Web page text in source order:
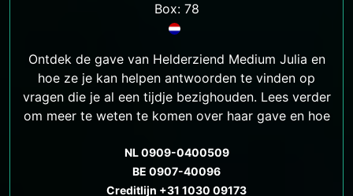
Box: 78
Ontdek de gave van Helderziend Medium Julia en
hoe ze je kan helpen antwoorden te vinden op
vragen die je al een tijdje bezighouden. Lees verder
om meer te weten te komen over haar gave en hoe
NL 0909-0400509
BE 0907-40096
Creditlijn +31 1030 09173